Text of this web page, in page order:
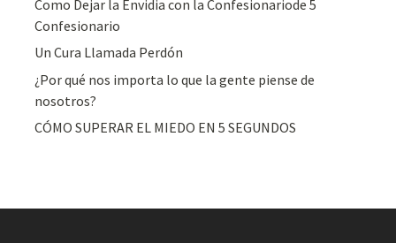
Como Dejar la Envidia con la Confesionariode 5
Confesionario
Un Cura Llamada Perdón
¿Por qué nos importa lo que la gente piense de
nosotros?
CÓMO SUPERAR EL MIEDO EN 5 SEGUNDOS